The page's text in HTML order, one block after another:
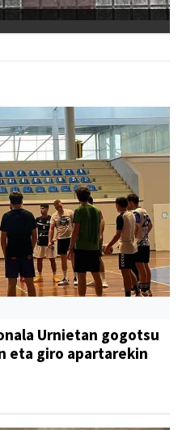
Urnietan gogotsu
eta giro apartarekin